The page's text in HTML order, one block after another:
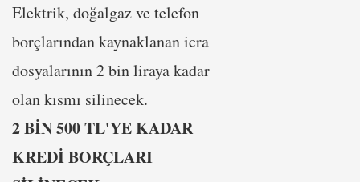
Elektrik, doğalgaz ve telefon
borçlarından kaynaklanan icra
dosyalarının 2 bin liraya kadar
olan kısmı silinecek.
2 BİN 500 TL'YE KADAR
KREDİ BORÇLARI